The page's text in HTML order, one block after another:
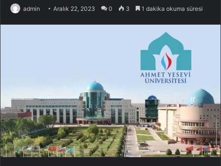
admin Aralık 22, 2023 0 3 1 dakika okuma süresi